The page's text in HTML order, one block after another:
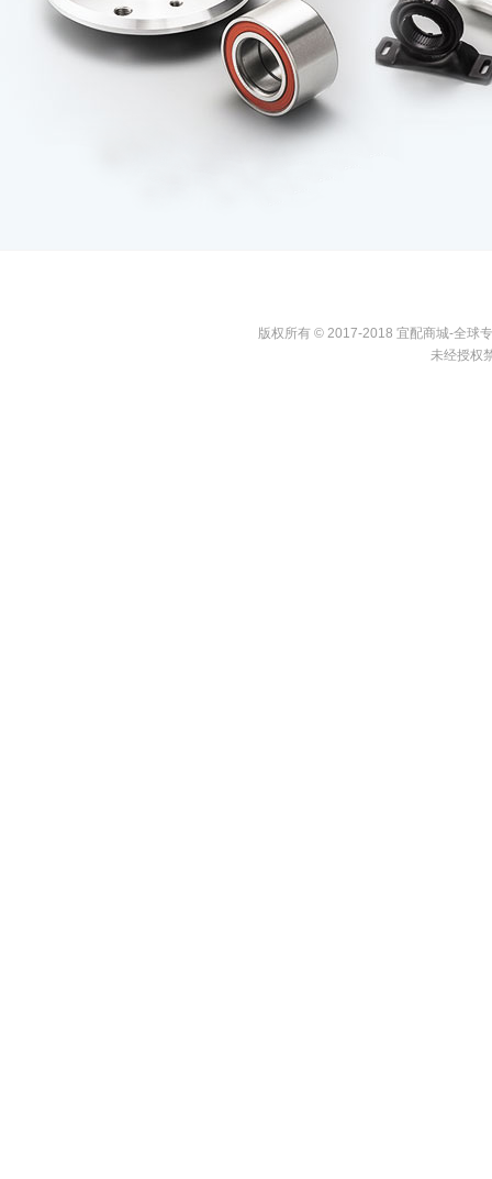
版权所有 © 2017-2018 宜配商城-全球
未经授权